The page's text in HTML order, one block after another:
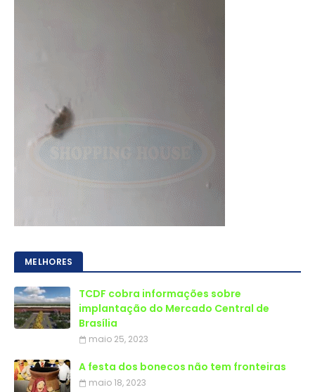
MELHORES
TCDF cobra informações sobre
implantação do Mercado Central de
Brasília
maio 25, 2023
A festa dos bonecos não tem fronteiras
maio 18, 2023